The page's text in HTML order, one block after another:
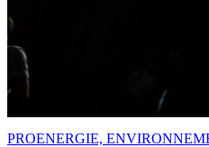
PROENERGIE,